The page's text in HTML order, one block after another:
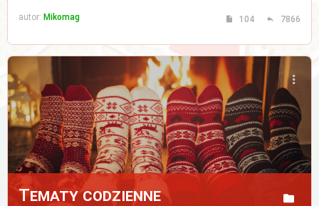
autor: Mikomag 104 7866
Tematy codzienne